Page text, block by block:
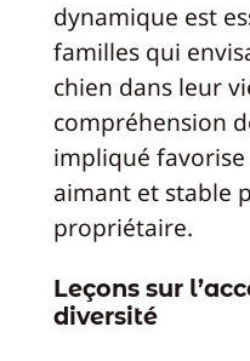
dynamique est
familles qui
chien dans leur
compréhension
impliqué
aimant et stable
propriétaire.
Leçons sur
diversité